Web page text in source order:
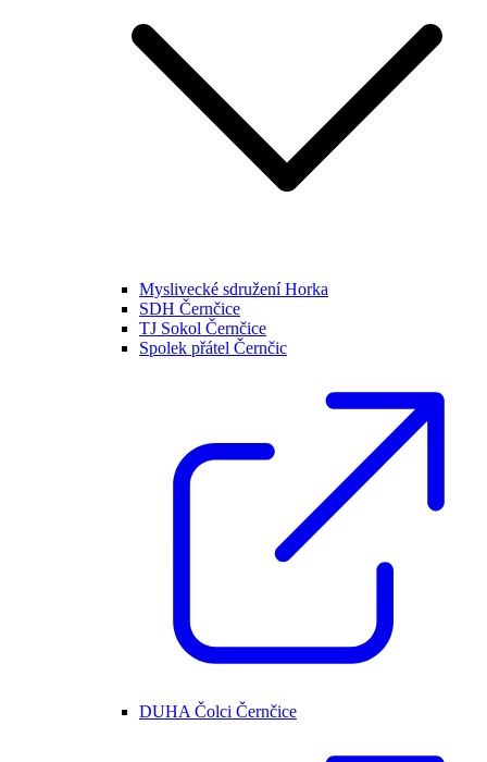
Myslivecké sdružení Horka
SDH Černčice
TJ Sokol Černčice
Spolek přátel Černčic
DUHA Čolci Černčice